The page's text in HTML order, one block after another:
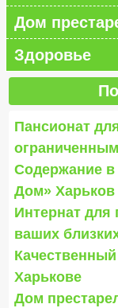
Дом
Здоровье
Пансионат
Содержание
Дом» Харьков
Интернат
ваших
Харькове
Дом